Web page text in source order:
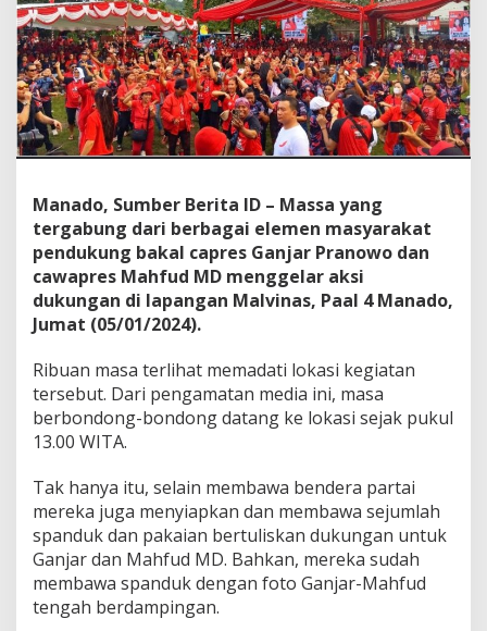
I
P
e
r
j
u
a
n
n
M
a
n
a
d
o
R
b
u
M
a
s
a
P
a
d
a
Manado, Sumber Berita ID – Massa yang
tergabung dari berbagai elemen masyarakat
pendukung bakal capres Ganjar Pranowo dan
cawapres Mahfud MD menggelar aksi
dukungan di lapangan Malvinas, Paal 4 Manado,
Jumat (05/01/2024).
Ribuan masa terlihat memadati lokasi kegiatan
tersebut. Dari pengamatan media ini, masa
berbondong-bondong datang ke lokasi sejak pukul
13.00 WITA.
Tak hanya itu, selain membawa bendera partai
mereka juga menyiapkan dan membawa sejumlah
spanduk dan pakaian bertuliskan dukungan untuk
Ganjar dan Mahfud MD. Bahkan, mereka sudah
membawa spanduk dengan foto Ganjar-Mahfud
tengah berdampingan.